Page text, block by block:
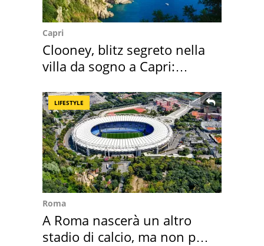
Capri
Clooney, blitz segreto nella
villa da sogno a Capri:
LIFESTYLE
Roma
A Roma nascerà un altro
stadio di calcio, ma non per